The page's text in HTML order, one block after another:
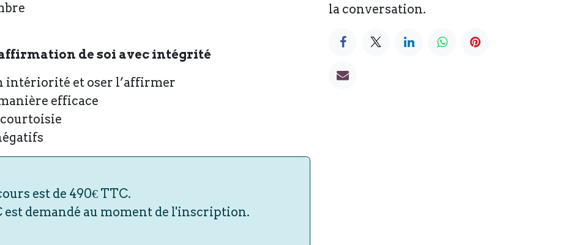
de soi avec intégrité
intériorité et oser l’affirmer
efficace
est de 490€ TTC.
est demandé au moment de l'inscription.
la conversation.